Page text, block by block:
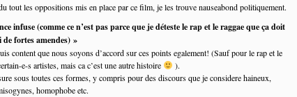
tout les oppositions mis en place par ce film, je les trouve nauseabond politiquement.
infuse (comme ce n’est pas parce que je déteste le rap et le raggae que ça doit
fortes amendes) »
content que nous soyons d’accord sur ces points egalement! (Sauf pour le rap et le
e-s artistes, mais ca c’est une autre histoire
).
sous toutes ces formes, y compris pour des discours que je considere haineux,
homophobe etc.